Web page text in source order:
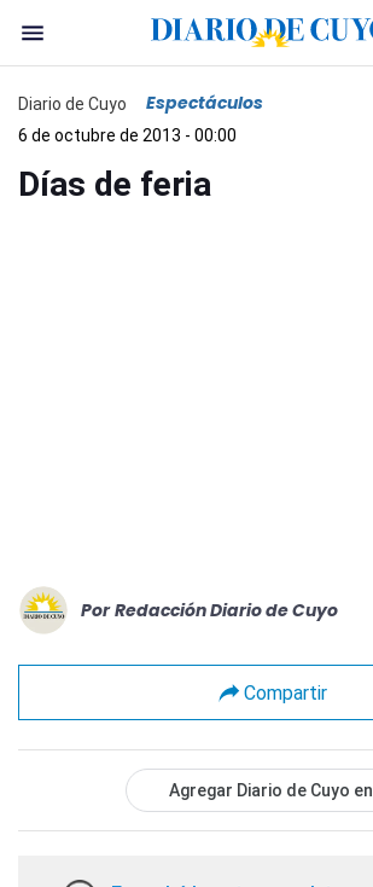
Diario de Cuyo Espectáculos
6 de octubre de 2013 - 00:00
Días de feria
Por Redacción Diario de Cuyo
Compartir
Agregar Diario de Cuyo en